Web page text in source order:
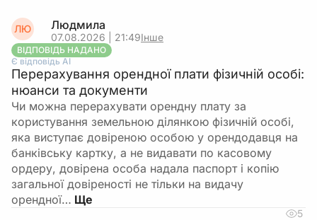
ЛЮ Людмила
07.08.2026 | 21:49Інше
ВІДПОВІДЬ НАДАНО
Є відповідь АІ
Перерахування орендної плати фізичній особі:
нюанси та документи
Чи можна перерахувати орендну плату за
користування земельною ділянкою фізичній особі,
яка виступає довіреною особою у орендодавця на
банківську картку, а не видавати по касовому
ордеру, довірена особа надала паспорт і копію
загальної довіреності не тільки на видачу
орендної…
5